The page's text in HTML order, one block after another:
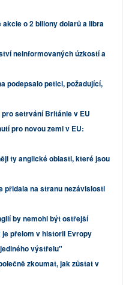
o 2 biliony dolarů a libra
neinformovaných úzkostí a
podepsalo petici, požadující,
setrvání Británie v EU
pro novou zemi v EU:
ty anglické oblasti, které jsou
přidala na stranu nezávislosti
by nemohl být ostřejší
přelom v historii Evropy
výstřelu"
zkoumat, jak zůstat v